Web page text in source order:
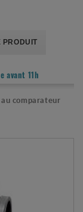
PRODUIT
avant 11h
comparateur